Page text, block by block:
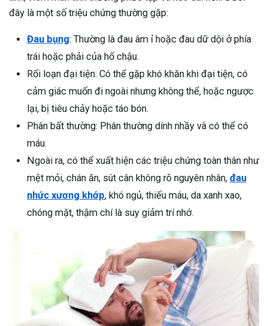
đây là một số triệu chứng thường gặp:
Đau bụng: Thường là đau âm ỉ hoặc đau dữ dội ở phía
trái hoặc phải của hố chậu.
Rối loạn đại tiện: Có thể gặp khó khăn khi đại tiện, có
cảm giác muốn đi ngoài nhưng không thể, hoặc ngược
lại, bị tiêu chảy hoặc táo bón.
Phân bất thường: Phân thường dính nhầy và có thể có
máu.
Ngoài ra, có thể xuất hiện các triệu chứng toàn thân như
mệt mỏi, chán ăn, sút cân không rõ nguyên nhân, đau
nhức xương khớp, khó ngủ, thiếu máu, da xanh xao,
chóng mặt, thậm chí là suy giảm trí nhớ.